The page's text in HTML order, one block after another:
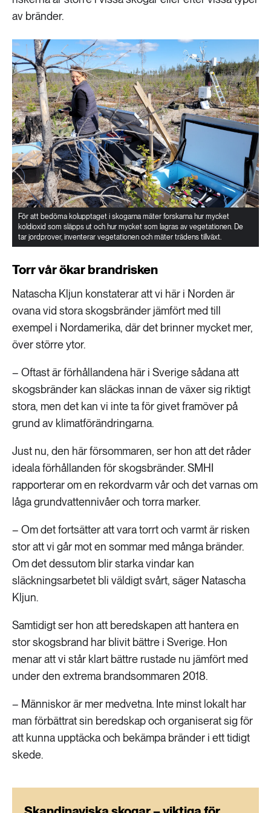
av bränder.
För att bedöma kolupptaget i skogarna mäter forskarna hur mycket
koldioxid som släpps ut och hur mycket som lagras av vegetationen. De
tar jordprover, inventerar vegetationen och mäter trädens tillväxt.
Torr vår ökar brandrisken
Natascha Kljun konstaterar att vi här i Norden är
ovana vid stora skogsbränder jämfört med till
exempel i Nordamerika, där det brinner mycket mer,
över större ytor.
– Oftast är förhållandena här i Sverige sådana att
skogsbränder kan släckas innan de växer sig riktigt
stora, men det kan vi inte ta för givet framöver på
grund av klimatförändringarna.
Just nu, den här försommaren, ser hon att det råder
ideala förhållanden för skogsbränder. SMHI
rapporterar om en rekordvarm vår och det varnas om
låga grundvattennivåer och torra marker.
– Om det fortsätter att vara torrt och varmt är risken
stor att vi går mot en sommar med många bränder.
Om det dessutom blir starka vindar kan
släckningsarbetet bli väldigt svårt, säger Natascha
Kljun.
Samtidigt ser hon att beredskapen att hantera en
stor skogsbrand har blivit bättre i Sverige. Hon
menar att vi står klart bättre rustade nu jämfört med
under den extrema brandsommaren 2018.
– Människor är mer medvetna. Inte minst lokalt har
man förbättrat sin beredskap och organiserat sig för
att kunna upptäcka och bekämpa bränder i ett tidigt
skede.